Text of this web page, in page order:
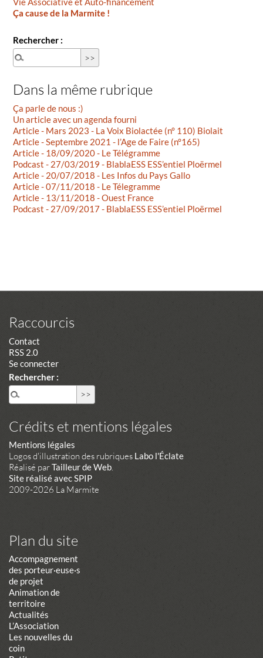
Ça cause de la Marmite !
Rechercher :
Dans la même rubrique
Ça parle de nous :)
Un article avec un agenda fourni
Article - Mars 2023 - La Voix Biolactée (n° 110) Biolait
Article - Septembre 2021 - l’Age de Faire (n°165)
Article - 18/09/2020 - Le Télégramme
Podcast - 27/03/2019 - BlablaESS ESS’entiel Ploërmel
Article - 20/07/2018 - Les Infos du Pays Gallo
Article - 07/11/2018 - Le Télegramme
Article - 13/11/2018 - Ouest France
Podcast - 27/09/2017 - BlablaESS ESS’entiel Ploërmel
Raccourcis
Contact
RSS 2.0
Se connecter
Rechercher :
Crédits et mentions légales
Mentions légales
Logos d'illustration des rubriques Labo l'Éclate
Réalisé parTailleur de Web.
Site réalisé avec SPIP
2009-2026 La Marmite
Plan du site
Accompagnement
des porteur·euse·s
de projet
Animation de
territoire
Actualités
L’Association
Les nouvelles du
coin